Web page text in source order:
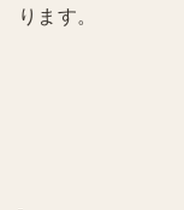
ります。